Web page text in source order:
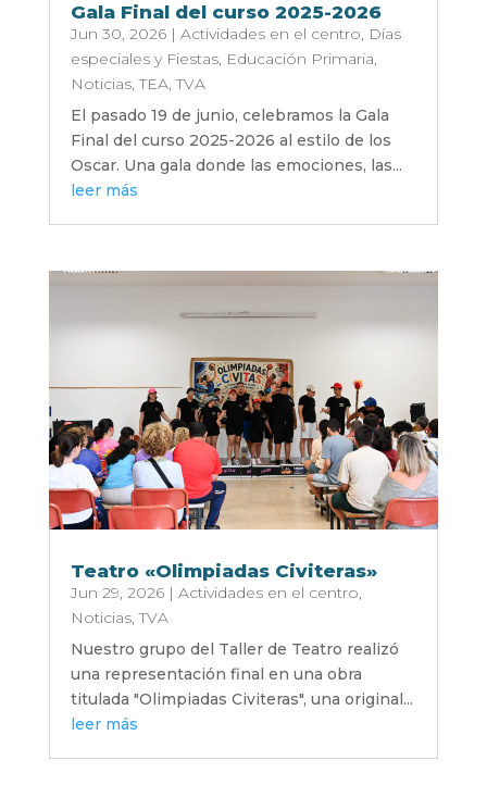
Gala Final del curso 2025-2026
Jun 30, 2026| Actividades en el centro, Días
especiales y Fiestas, Educación Primaria,
Noticias,TEA,TVA
El pasado 19 de junio, celebramos la Gala
Final del curso 2025-2026 al estilo de los
Oscar. Una gala donde las emociones, las...
leer más
Teatro «Olimpiadas Civiteras»
Jun 29, 2026| Actividades en el centro,
Noticias,TVA
Nuestro grupo del Taller de Teatro realizó
una representación final en una obra
titulada "Olimpiadas Civiteras", una original...
leer más